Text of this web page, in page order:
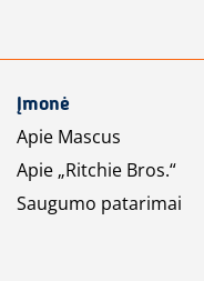
Įmonė
Apie Mascus
Apie „Ritchie Bros.“
Saugumo patarimai